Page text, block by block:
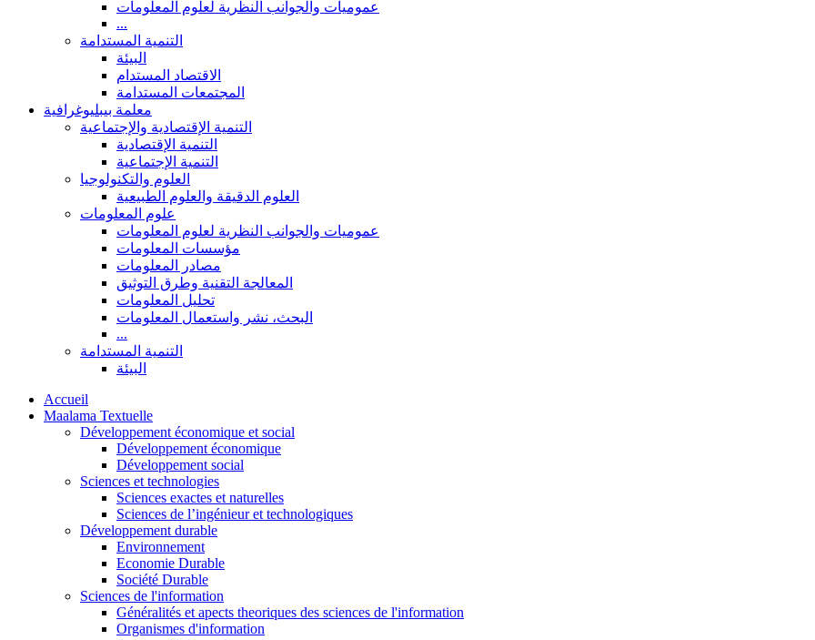
عموميات والجوانب النظرية لعلوم المعلومات
...
التنمية المستدامة
البيئة
الاقتصاد المستدام
المجتمعات المستدامة
معلمة بيبليوغرافية
التنمية الإقتصادية والإجتماعية
التنمية الإقتصادية
التنمية الإجتماعية
العلوم والتكنولوجيا
العلوم الدقيقة والعلوم الطبيعية
علوم المعلومات
عموميات والجوانب النظرية لعلوم المعلومات
مؤسسات المعلومات
مصادر المعلومات
المعالجة التقنية وطرق التوثيق
تحليل المعلومات
البحث، نشر واستعمال المعلومات
...
التنمية المستدامة
البيئة
Accueil
Maalama Textuelle
Développement économique et social
Développement économique
Développement social
Sciences et technologies
Sciences exactes et naturelles
Sciences de l’ingénieur et technologiques
Développement durable
Environnement
Economie Durable
Société Durable
Sciences de l'information
Généralités et apects theoriques des sciences de l'information
Organismes d'information